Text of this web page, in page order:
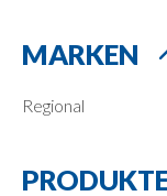
MARKEN
Regional